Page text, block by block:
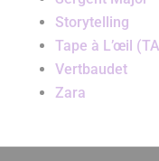
Storytelling
Tape à L’œil
Vertbaudet
Zara